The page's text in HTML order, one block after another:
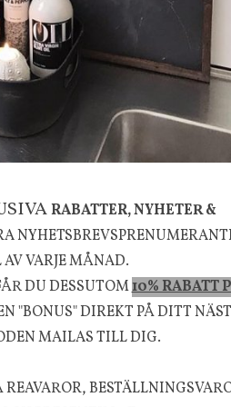
635 kr
INFO KÖP
välbefinnande för dig
erbjuder vi
och ger det lilla extra
@JBHOME
RABATTER, NYHETER &
AV VARJE MÅNAD.
DU DESSUTOM10% RABATT
"BONUS" DIREKT PÅ DITT
MAILAS TILL DIG.
REAVAROR,